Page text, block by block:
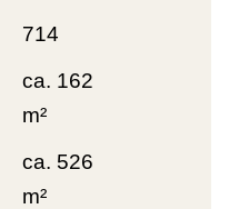
714
ca. 162
m²
ca. 526
m²